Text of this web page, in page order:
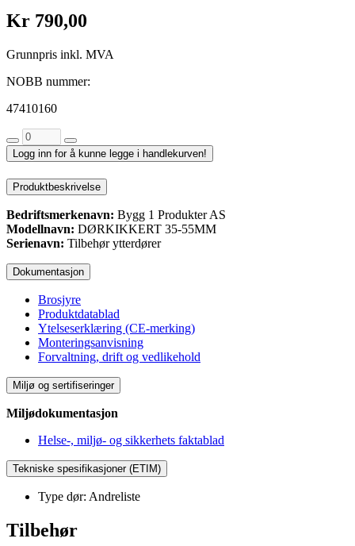
Kr 790,00
Grunnpris inkl. MVA
NOBB nummer:
47410160
Logg inn for å kunne legge i handlekurven!
Produktbeskrivelse
Bedriftsmerkenavn: Bygg 1 Produkter AS
Modellnavn: DØRKIKKERT 35-55MM
Serienavn: Tilbehør ytterdører
Dokumentasjon
Brosjyre
Produktdatablad
Ytelseserklæring (CE-merking)
Monteringsanvisning
Forvaltning, drift og vedlikehold
Miljø og sertifiseringer
Miljødokumentasjon
Helse-, miljø- og sikkerhets faktablad
Tekniske spesifikasjoner (ETIM)
Type dør: Andreliste
Tilbehør